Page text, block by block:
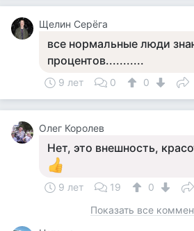
Щелин Серёга
все нормальные люди
процентов...........
9 лет 0 0
Олег Королев
Нет, это внешность,
9 лет 19
0
Показать все